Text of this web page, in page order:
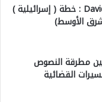
ممر داوود David’s Corrido : خطة ( إسرائيلية )
الأوسط)
بين مطرقة النصوص
القضائية